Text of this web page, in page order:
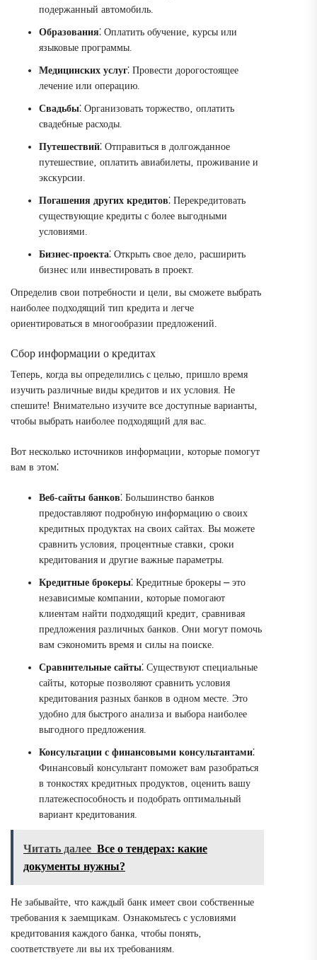
подержанный автомобиль.
Образования⁚ Оплатить обучение‚ курсы или
языковые программы.
Медицинских услуг⁚ Провести дорогостоящее
лечение или операцию.
Свадьбы⁚ Организовать торжество‚ оплатить
свадебные расходы.
Путешествий⁚ Отправиться в долгожданное
путешествие‚ оплатить авиабилеты‚ проживание и
экскурсии.
Погашения других кредитов⁚ Перекредитовать
существующие кредиты с более выгодными
условиями.
Бизнес-проекта⁚ Открыть свое дело‚ расширить
бизнес или инвестировать в проект.
Определив свои потребности и цели‚ вы сможете выбрать
наиболее подходящий тип кредита и легче
ориентироваться в многообразии предложений.
Сбор информации о кредитах
Теперь‚ когда вы определились с целью‚ пришло время
изучить различные виды кредитов и их условия. Не
спешите! Внимательно изучите все доступные варианты‚
чтобы выбрать наиболее подходящий для вас.
Вот несколько источников информации‚ которые помогут
вам в этом⁚
Веб-сайты банков⁚ Большинство банков
предоставляют подробную информацию о своих
кредитных продуктах на своих сайтах. Вы можете
сравнить условия‚ процентные ставки‚ сроки
кредитования и другие важные параметры.
Кредитные брокеры⁚ Кредитные брокеры ⎼ это
независимые компании‚ которые помогают
клиентам найти подходящий кредит‚ сравнивая
предложения различных банков. Они могут помочь
вам сэкономить время и силы на поиске.
Сравнительные сайты⁚ Существуют специальные
сайты‚ которые позволяют сравнить условия
кредитования разных банков в одном месте. Это
удобно для быстрого анализа и выбора наиболее
выгодного предложения.
Консультации с финансовыми консультантами⁚
Финансовый консультант поможет вам разобраться
в тонкостях кредитных продуктов‚ оценить вашу
платежеспособность и подобрать оптимальный
вариант кредитования.
Читать далее Все о тендерах: какие
документы нужны?
Не забывайте‚ что каждый банк имеет свои собственные
требования к заемщикам. Ознакомьтесь с условиями
кредитования каждого банка‚ чтобы понять‚
соответствуете ли вы их требованиям.